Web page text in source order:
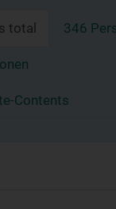
total 346
Contents